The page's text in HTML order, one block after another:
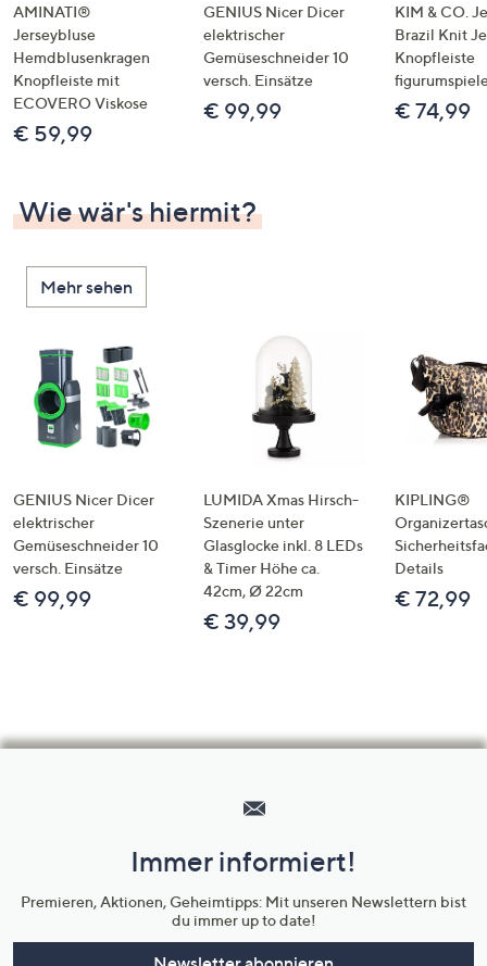
AMINATI®
Jerseybluse
Hemdblusenkragen
Knopfleiste mit
ECOVERO Viskose
€ 59,99
GENIUS Nicer Dicer
elektrischer
Gemüseschneider 10
versch. Einsätze
€ 99,99
KIM & CO.
Brazil Knit
Knopfleiste
€ 74,99
Wie wär's hiermit?
Mehr sehen
GENIUS Nicer Dicer
elektrischer
Gemüseschneider 10
versch. Einsätze
€ 99,99
LUMIDA Xmas Hirsch-
Szenerie unter
Glasglocke inkl. 8 LEDs
& Timer Höhe ca.
42cm, Ø 22cm
€ 39,99
KIPLING®
Details
€ 72,99
Unternehmensinformationen
Immer informiert!
Premieren, Aktionen, Geheimtipps: Mit unseren Newslettern bist
du immer up to date!